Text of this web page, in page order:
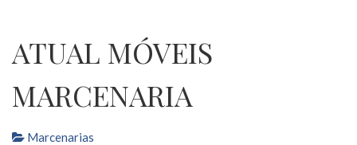
ATUAL MÓVEIS
MARCENARIA
Marcenarias